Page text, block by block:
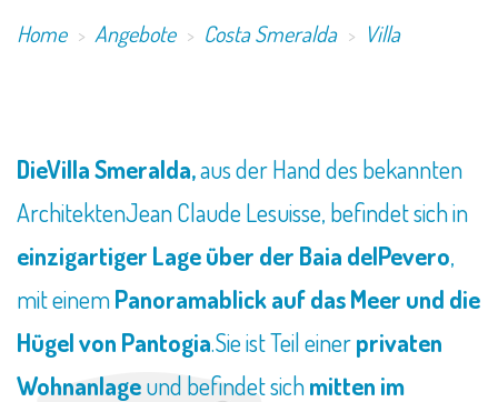
Home Angebote Costa Smeralda Villa
DieVilla Smeralda,aus der Hand des bekannten
ArchitektenJean Claude Lesuisse, befindet sich in
einzigartiger Lage über der Baia delPevero,
mit einemPanoramablick auf das Meer und die
Hügel von Pantogia.Sie ist Teil einerprivaten
Wohnanlageund befindet sichmitten im